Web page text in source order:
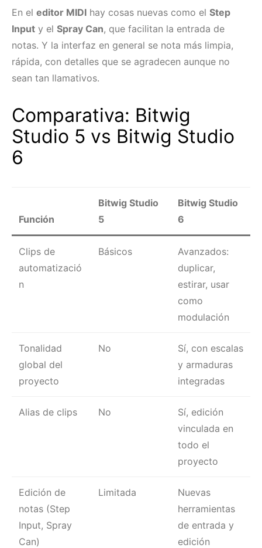
En el editor MIDI hay cosas nuevas como el Step
Input y el Spray Can, que facilitan la entrada de
notas. Y la interfaz en general se nota más limpia,
rápida, con detalles que se agradecen aunque no
sean tan llamativos.
Comparativa: Bitwig
Studio 5 vs Bitwig Studio
6
Función
Bitwig Studio
5
Bitwig Studio
6
Clips de
automatizació
n
Básicos
Avanzados:
duplicar,
estirar, usar
como
modulación
Tonalidad
global del
proyecto
No
Sí, con escalas
y armaduras
integradas
Alias de clips No
Sí, edición
vinculada en
todo el
proyecto
Edición de
notas (Step
Input, Spray
Can)
Limitada
Nuevas
herramientas
de entrada y
edición